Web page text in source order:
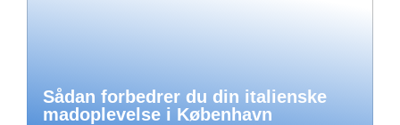
Sådan forbedrer du din italienske
madoplevelse i København